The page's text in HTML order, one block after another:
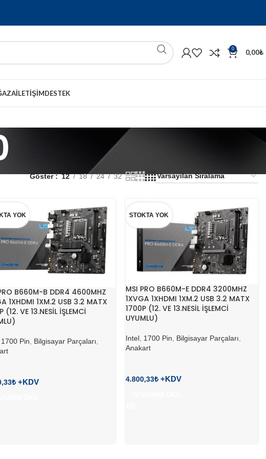
0 0,00₺
İLETIŞIMDESTEK
Göster 12 18 24 32
YOK
B660M-B DDR4 4600MHZ
1XHDMI 1XM.2 USB 3.2 MATX
(12. VE 13.NESİL İŞLEMCİ
1700 Pin Bilgisayar Parçaları
₺
STOKTA YOK
MSI PRO B660M-E DDR4 3200MHZ
1XVGA 1XHDMI 1XM.2 USB 3.2 MATX
1700P (12. VE 13.NESİL İŞLEMCİ
UYUMLU)
Intel 1700 Pin Bilgisayar Parçaları
Anakart
4.800,33₺